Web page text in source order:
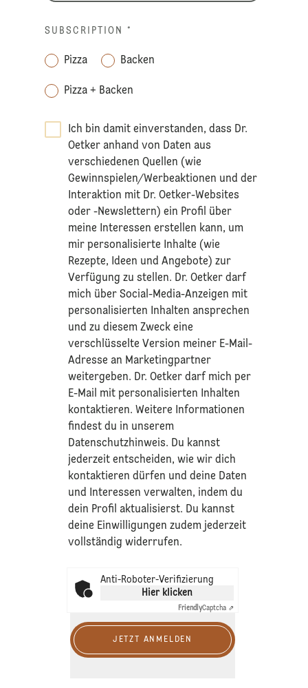
SUBSCRIPTION *
Pizza Backen
Pizza + Backen
Ich bin damit einverstanden, dass Dr.
Oetker anhand von Daten aus
verschiedenen Quellen (wie
Gewinnspielen/Werbeaktionen und der
Interaktion mit Dr. Oetker-Websites
oder -Newslettern) ein Profil über
meine Interessen erstellen kann, um
mir personalisierte Inhalte (wie
Rezepte, Ideen und Angebote) zur
Verfügung zu stellen. Dr. Oetker darf
mich über Social-Media-Anzeigen mit
personalisierten Inhalten ansprechen
und zu diesem Zweck eine
verschlüsselte Version meiner E-Mail-
Adresse an Marketingpartner
weitergeben. Dr. Oetker darf mich per
E-Mail mit personalisierten Inhalten
kontaktieren. Weitere Informationen
findest du in unserem
Datenschutzhinweis. Du kannst
jederzeit entscheiden, wie wir dich
kontaktieren dürfen und deine Daten
und Interessen verwalten, indem du
dein Profil aktualisierst. Du kannst
deine Einwilligungen zudem jederzeit
vollständig widerrufen.
Anti-Roboter-Verifizierung
Hier klicken
FriendlyCaptcha ⇗
JETZT ANMELDEN